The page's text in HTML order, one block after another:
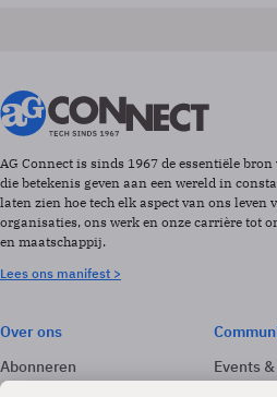
AG Connect is sinds 1967 de essentiële
die betekenis geven aan een wereld in
laten zien hoe tech elk aspect van ons leven
organisaties, ons werk en onze carrière tot
en maatschappij.
Lees ons manifest >
Over ons
Abonneren
Adverteren
Events